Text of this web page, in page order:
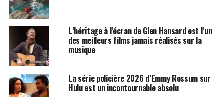
L’héritage à l’écran de Glen Hansard est l’un
des meilleurs films jamais réalisés sur la
musique
La série policière 2026 d’Emmy Rossum sur
Hulu est un incontournable absolu